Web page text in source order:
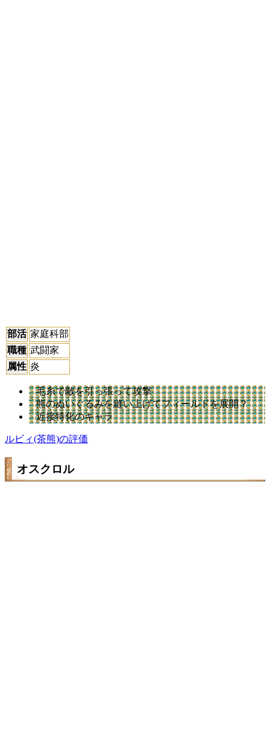
部活 家庭科部
職種 武闘家
属性 炎
毛糸で敵を引っ張って攻撃
熊のぬいぐるみを縫い上げてフィールドを展開？
近接特化のキャラ
ルビィ(茶熊)の評価
オスクロル